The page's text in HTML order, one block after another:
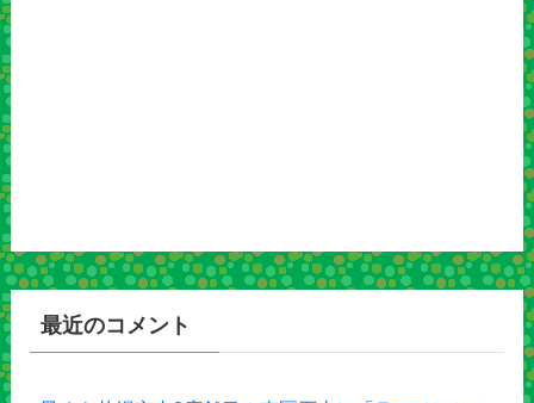
最近のコメント